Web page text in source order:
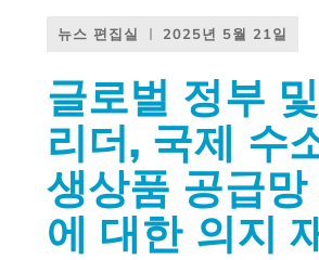
뉴스 편집실 2025년 5월 21일
글로벌 정부
리더, 국제 수
생상품 공급
에 대한 의지